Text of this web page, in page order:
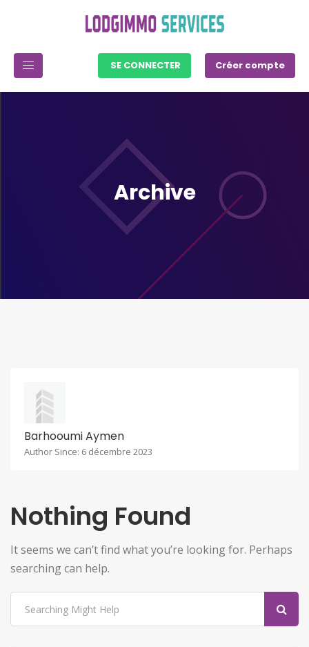
SE CONNECTER Créer compte
Archive
Barhooumi Aymen
Author Since: 6 décembre 2023
Nothing Found
It seems we can’t find what you’re looking for. Perhaps
searching can help.